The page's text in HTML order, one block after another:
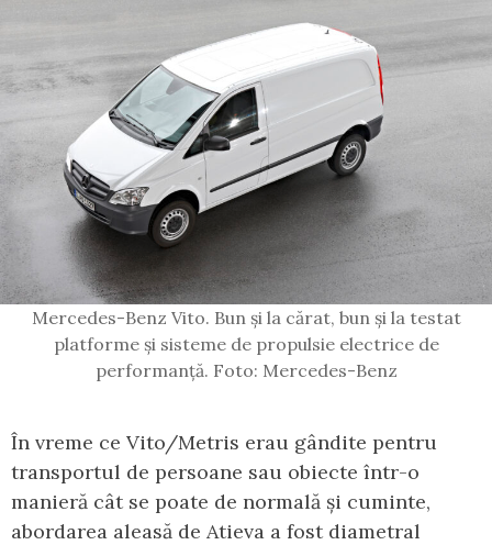
Mercedes-Benz Vito. Bun și la cărat, bun și la testat
platforme și sisteme de propulsie electrice de
performanță. Foto: Mercedes-Benz
În vreme ce Vito/Metris erau gândite pentru
transportul de persoane sau obiecte într-o
manieră cât se poate de normală și cuminte,
abordarea aleasă de Atieva a fost diametral